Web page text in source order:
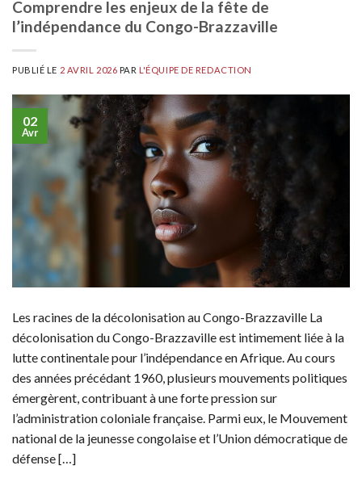
Comprendre les enjeux de la fête de
l’indépendance du Congo-Brazzaville
PUBLIÉ LE 2 AVRIL 2026 PARL'ÉQUIPE DE REDACTION
02
Avr
Les racines de la décolonisation au Congo-Brazzaville La
décolonisation du Congo-Brazzaville est intimement liée à la
lutte continentale pour l’indépendance en Afrique. Au cours
des années précédant 1960, plusieurs mouvements politiques
émergèrent, contribuant à une forte pression sur
l’administration coloniale française. Parmi eux, le Mouvement
national de la jeunesse congolaise et l’Union démocratique de
défense […]